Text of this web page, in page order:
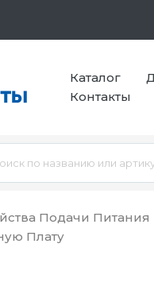
Подачи
Плату
Каталог
Контакты